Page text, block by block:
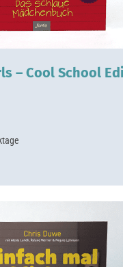
– Cool School